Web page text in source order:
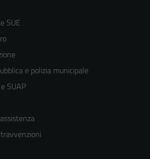
SUE
e polizia municipale
SUAP